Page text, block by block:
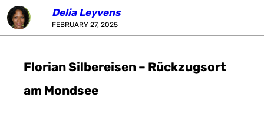
Delia Leyvens
FEBRUARY 27, 2025
Florian Silbereisen – Rückzugsort
am Mondsee